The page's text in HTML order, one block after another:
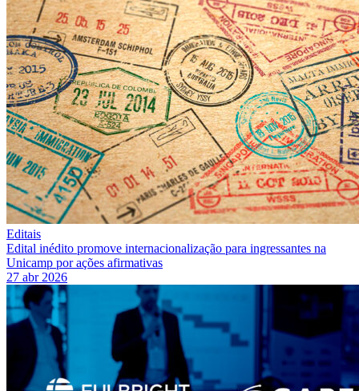
Editais
Edital inédito promove internacionalização para ingressantes na
Unicamp por ações afirmativas
27 abr 2026